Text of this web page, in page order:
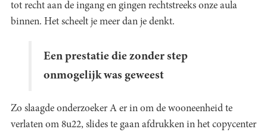
tot recht aan de ingang en gingen rechtstreeks onze aula
binnen. Het scheelt je meer dan je denkt.
Een prestatie die zonder step
onmogelijk was geweest
Zo slaagde onderzoeker A er in om de wooneenheid te
verlaten om 8u22, slides te gaan afdrukken in het copycenter